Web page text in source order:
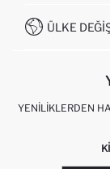
İŞLEM REHBERI
KAMPANYALAR
0850 333 22 86
ÜLKE
YENILIKLERDEN